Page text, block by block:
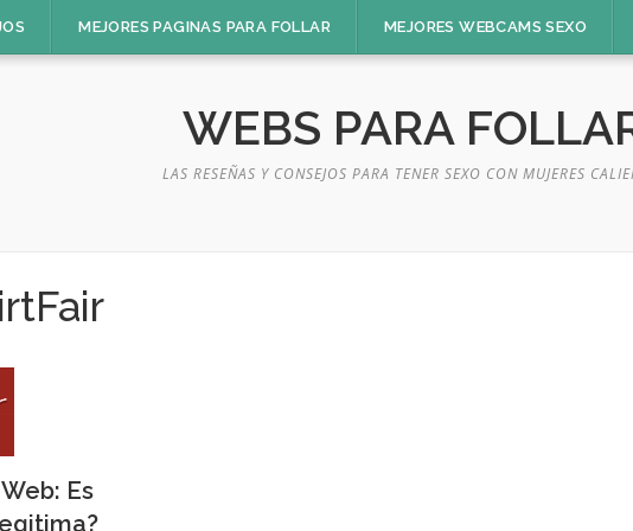
MEJORES PAGINAS PARA FOLLAR MEJORES WEBCAMS SEXO
WEBS PARA
LAS RESEÑAS Y CONSEJOS PARA TENER SEXO CON MUJERES
Es